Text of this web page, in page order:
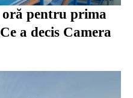
oră pentru prima
a decis Camera